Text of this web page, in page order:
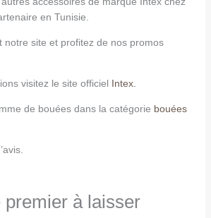
en Tunisie.
notre site et profitez de nos promos
visitez le site officiel Intex.
de bouées dans la catégorie bouées
premier à laisser